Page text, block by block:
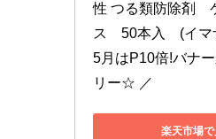
性 つる類防除剤　
ス　50本入　(イマ
5月はP10倍!バナ
リー☆ ／
楽天市場で